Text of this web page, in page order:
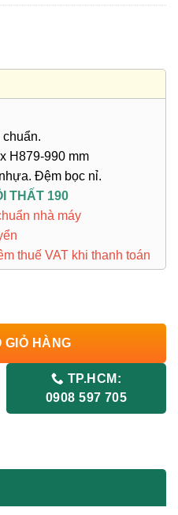
H879-990 mm
Đệm bọc nỉ.
THẤT 190
nhà máy
thuế VAT khi thanh toán
GIỎ HÀNG
TP.HCM:
0908 597 705